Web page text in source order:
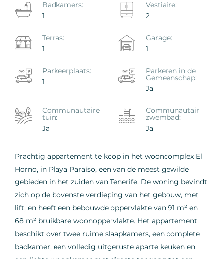
Badkamers:
1
Vestiaire:
2
Terras:
1
Garage:
1
Parkeerplaats:
1
Parkeren in de
Gemeenschap:
Ja
Сommunautaire
tuin:
Ja
Сommunautair
zwembad:
Ja
Prachtig appartement te koop in het wooncomplex El
Horno, in Playa Paraíso, een van de meest gewilde
gebieden in het zuiden van Tenerife. De woning bevindt
zich op de bovenste verdieping van het gebouw, met
lift, en heeft een bebouwde oppervlakte van 91 m² en
68 m² bruikbare woonoppervlakte. Het appartement
beschikt over twee ruime slaapkamers, een complete
badkamer, een volledig uitgeruste aparte keuken en